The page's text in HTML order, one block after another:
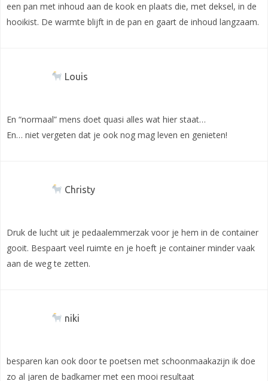
een pan met inhoud aan de kook en plaats die, met deksel, in de
hooikist. De warmte blijft in de pan en gaart de inhoud langzaam.
Louis
En “normaal” mens doet quasi alles wat hier staat…
En… niet vergeten dat je ook nog mag leven en genieten!
Christy
Druk de lucht uit je pedaalemmerzak voor je hem in de container
gooit. Bespaart veel ruimte en je hoeft je container minder vaak
aan de weg te zetten.
niki
besparen kan ook door te poetsen met schoonmaakazijn ik doe
zo al jaren de badkamer met een mooi resultaat